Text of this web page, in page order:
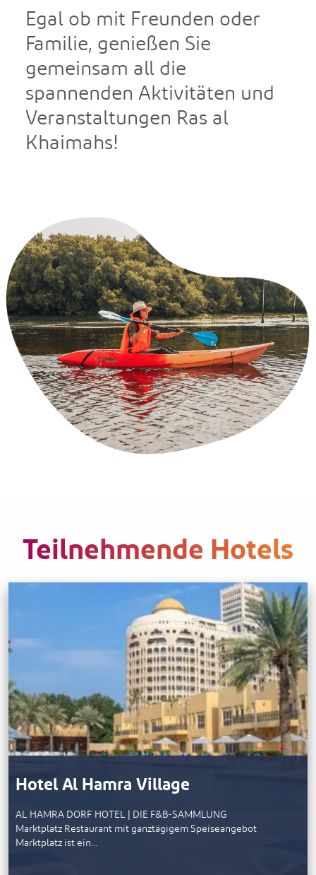
Egal ob mit Freunden oder
Familie, genießen Sie
gemeinsam all die
spannenden Aktivitäten und
Veranstaltungen Ras al
Khaimahs!
Teilnehmende Hotels
Hotel Al Hamra Village
AL HAMRA DORF HOTEL | DIE F&B-SAMMLUNG
Marktplatz Restaurant mit ganztägigem Speiseangebot
Marktplatz ist ein…